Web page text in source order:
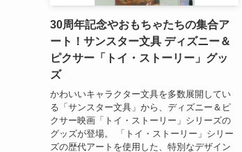
30周年記念やおもちゃたちの集合ア
ート！サンスター文具 ディズニー＆
ピクサー「トイ・ストーリー」グッ
ズ
かわいいキャラクター文具を多数展開してい
る「サンスター文具」から、ディズニー＆ピ
クサー映画「トイ・ストーリー」シリーズの
グッズが登場。 「トイ・ストーリー」シリー
ズの歴代アートを使用した、特別なデザイン